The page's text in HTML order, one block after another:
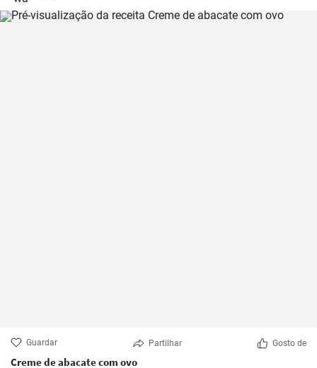
Guardar Partilhar Gosto de
Creme de abacate com ovo